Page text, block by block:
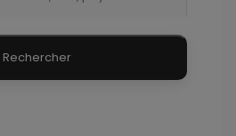
Rechercher